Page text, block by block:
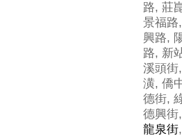
路, 莊
景福路
興路,
路, 新
溪頭街
潢, 僑
德街,
德興街
龍泉街